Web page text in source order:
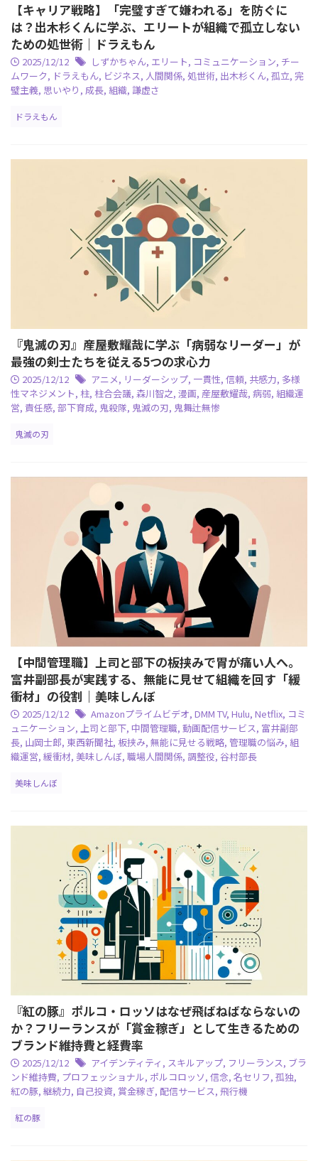
【キャリア戦略】「完璧すぎて嫌われる」を防ぐに
は？出木杉くんに学ぶ、エリートが組織で孤立しない
ための処世術｜ドラえもん
2025/12/12 しずかちゃん, エリート, コミュニケーション, チー
ムワーク, ドラえもん, ビジネス, 人間関係, 処世術, 出木杉くん, 孤立, 完
璧主義, 思いやり , 成長, 組織, 謙虚さ
ドラえもん
『鬼滅の刃』産屋敷耀哉に学ぶ「病弱なリーダー」が
最強の剣士たちを従える5つの求心力
2025/12/12 アニメ, リーダーシップ, 一貫性, 信頼, 共感力, 多様
性マネジメント, 柱, 柱合会議, 森川智之, 漫画, 産屋敷耀哉, 病弱, 組織運
営, 責任感, 部下育成, 鬼殺隊, 鬼滅の刃, 鬼舞辻無惨
鬼滅の刃
【中間管理職】上司と部下の板挟みで胃が痛い人へ。
富井副部長が実践する、無能に見せて組織を回す「緩
衝材」の役割｜美味しんぼ
2025/12/12 Amazonプライムビデオ, DMM TV, Hulu, Netflix, コミ
ュニケーション, 上司と部下, 中間管理職, 動画配信サービス, 富井副部
長, 山岡士郎, 東西新聞社, 板挟み, 無能に見せる戦略, 管理職の悩み, 組
織運営, 緩衝材, 美味しんぼ, 職場人間関係, 調整役, 谷村部長
美味しんぼ
『紅の豚』ポルコ・ロッソはなぜ飛ばねばならないの
か？フリーランスが「賞金稼ぎ」として生きるための
ブランド維持費と経費率
2025/12/12 アイデンティティ , スキルアップ, フリーランス, ブラ
ンド維持費, プロフェッショナル, ポルコロッソ, 信念, 名セリフ, 孤独,
紅の豚, 継続力, 自己投資, 賞金稼ぎ, 配信サービス, 飛行機
紅の豚